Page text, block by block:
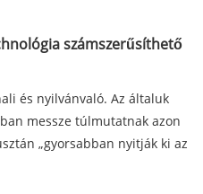
számszerűsíthető
és nyilvánvaló. Az általuk
messze túlmutatnak azon
„gyorsabban nyitják ki az